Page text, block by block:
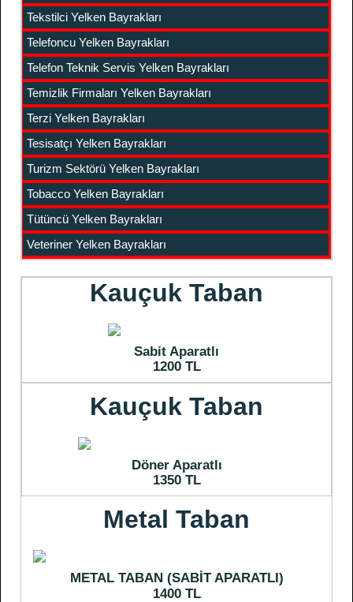
Tekstilci Yelken Bayrakları
Telefoncu Yelken Bayrakları
Telefon Teknik Servis Yelken Bayrakları
Temizlik Firmaları Yelken Bayrakları
Terzi Yelken Bayrakları
Tesisatçı Yelken Bayrakları
Turizm Sektörü Yelken Bayrakları
Tobacco Yelken Bayrakları
Tütüncü Yelken Bayrakları
Veteriner Yelken Bayrakları
Kauçuk Taban
Sabit Aparatlı
1200 TL
Kauçuk Taban
Döner Aparatlı
1350 TL
Metal Taban
METAL TABAN (SABİT APARATLI)
1400 TL